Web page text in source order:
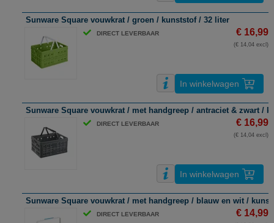
Sunware Square vouwkrat / groen / kunststof / 32 liter
DIRECT LEVERBAAR € 16,99
(€ 14,04 excl)
In winkelwagen
Sunware Square vouwkrat / met handgreep / antraciet & zwart /
DIRECT LEVERBAAR € 16,99
(€ 14,04 excl)
In winkelwagen
Sunware Square vouwkrat / met handgreep / blauw en wit /
DIRECT LEVERBAAR € 14,99